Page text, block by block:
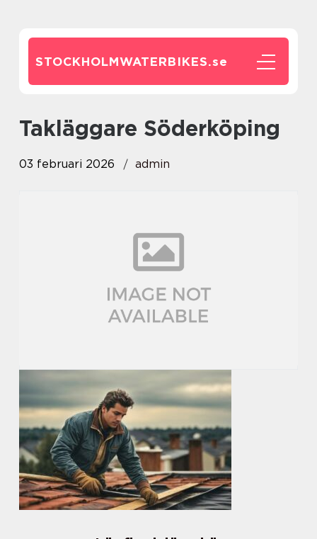
STOCKHOLMWATERBIKES.se
Takläggare Söderköping
03 februari 2026 admin